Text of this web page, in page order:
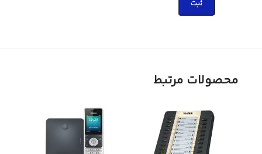
محصولات مرتبط